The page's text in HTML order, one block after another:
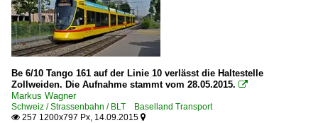
Be 6/10 Tango 161 auf der Linie 10 verlässt die Haltestelle
Zollweiden. Die Aufnahme stammt vom 28.05.2015. 
Markus Wagner
Schweiz / Strassenbahn / BLT Baselland Transport
 257 1200x797 Px, 14.09.2015 